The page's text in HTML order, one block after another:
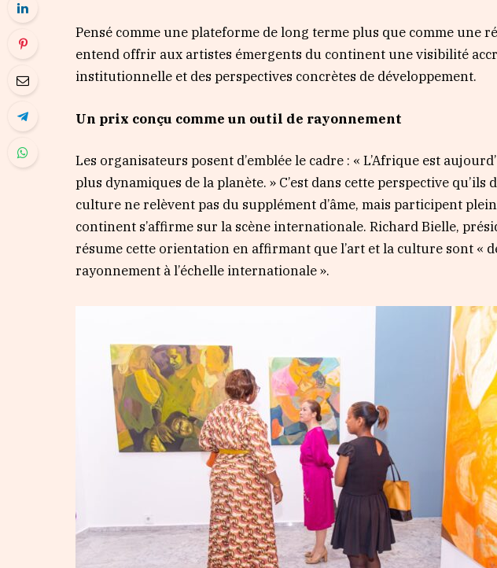
Pensé comme une plateforme de long terme plus que comme une
entend offrir aux artistes émergents du continent une visibilité
institutionnelle et des perspectives concrètes de développement.
Un prix conçu comme un outil de rayonnement
Les organisateurs posent d’emblée le cadre : « L’Afrique est
plus dynamiques de la planète. » C’est dans cette perspective qu’ils
culture ne relèvent pas du supplément d’âme, mais participent
continent s’affirme sur la scène internationale. Richard Bielle,
résume cette orientation en affirmant que l’art et la culture sont «
rayonnement à l’échelle internationale ».